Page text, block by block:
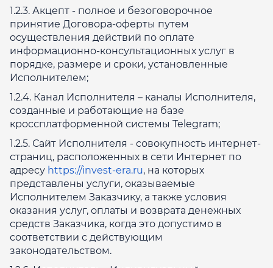
1.2.3. Акцепт - полное и безоговорочное
принятие Договора-оферты путем
осуществления действий по оплате
информационно-консультационных услуг в
порядке, размере и сроки, установленные
Исполнителем;
1.2.4. Канал Исполнителя – каналы Исполнителя,
созданные и работающие на базе
кроссплатформенной системы Telegram;
1.2.5. Сайт Исполнителя - совокупность интернет-
страниц, расположенных в сети Интернет по
адресу https://invest-era.ru, на которых
представлены услуги, оказываемые
Исполнителем Заказчику, а также условия
оказания услуг, оплаты и возврата денежных
средств Заказчика, когда это допустимо в
соответствии с действующим
законодательством.